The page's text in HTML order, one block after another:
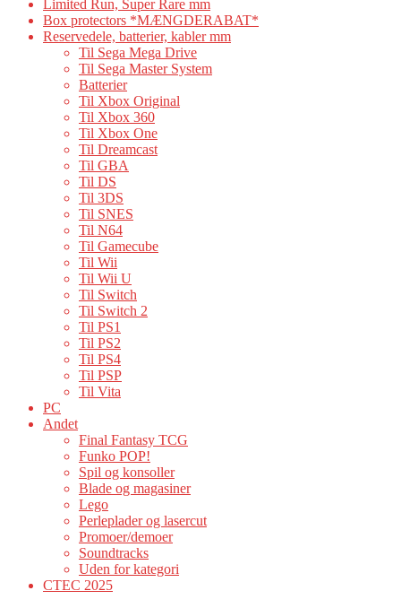
Limited Run, Super Rare mm
Box protectors *MÆNGDERABAT*
Reservedele, batterier, kabler mm
Til Sega Mega Drive
Til Sega Master System
Batterier
Til Xbox Original
Til Xbox 360
Til Xbox One
Til Dreamcast
Til GBA
Til DS
Til 3DS
Til SNES
Til N64
Til Gamecube
Til Wii
Til Wii U
Til Switch
Til Switch 2
Til PS1
Til PS2
Til PS4
Til PSP
Til Vita
PC
Andet
Final Fantasy TCG
Funko POP!
Spil og konsoller
Blade og magasiner
Lego
Perleplader og lasercut
Promoer/demoer
Soundtracks
Uden for kategori
CTEC 2025